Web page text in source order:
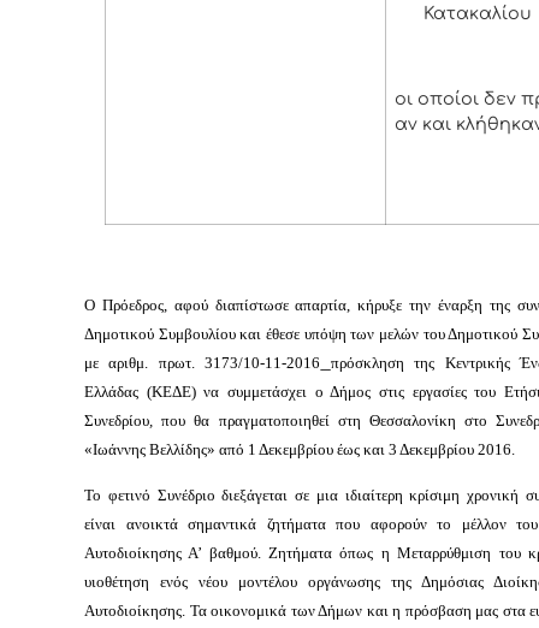
Κατακαλίου
οι οποίοι δεν
αν και
Ο Πρόεδρος, αφού διαπίστωσε απαρτία, κήρυξε την έναρξη της
Δημοτικού Συμβουλίου και έθεσε υπόψη των μελών του Δημοτικού
με αριθμ. πρωτ. 3173/10-11-2016
πρόσκλησητης Κεντρικής
Ελλάδας (ΚΕΔΕ) να συμμετάσχει ο Δήμος στις εργασίες του
Συνεδρίου ,που θα πραγματοποιηθεί στη Θεσσαλονίκη στο
«Ιωάννης Βελλίδης» από 1 Δεκεμβρίου έως και 3 Δεκεμβρίου 2016.
Το φετινό Συνέδριο διεξάγεται σε μια ιδιαίτερη κρίσιμη χρονική
είναι ανοικτά σημαντικά ζητήματα που αφορούν το μέλλον
Αυτοδιοίκησης Α’ βαθμού. Ζητήματα όπως η Μεταρρύθμιση του
υιοθέτηση ενός νέου μοντέλου οργάνωσης της Δημόσιας
Αυτοδιοίκησης. Τα οικονομικά των Δήμων και η πρόσβαση μας στα